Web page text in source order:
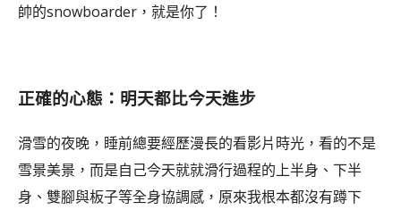
帥的snowboarder，就是你了！
正確的心態：明天都比今天進步
滑雪的夜晚，睡前總要經歷漫長的看影片時光，看的不是
雪景美景，而是自己今天就就滑行過程的上半身、下半
身、雙腳與板子等全身協調感，原來我根本都沒有蹲下